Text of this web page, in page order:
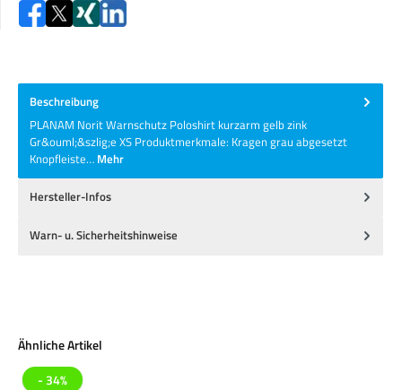
Beschreibung
PLANAM Norit Warnschutz Poloshirt kurzarm gelb zink
Gr&ouml;&szlig;e XS Produktmerkmale: Kragen grau abgesetzt
Knopfleiste… Mehr
Hersteller-Infos
Warn- u. Sicherheitshinweise
Produktgalerie überspringen
Ähnliche Artikel
- 34%